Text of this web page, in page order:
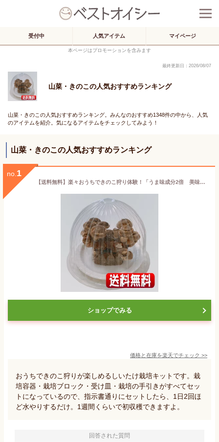
受付中 人気アイテム マイページ
本ページはプロモーションを含みます
最終更新日：2026/08/07
山菜・きのこの人気おすすめランキング
山菜・きのこの人気おすすめランキング。みんなのおすすめ1348件の中から、人気
のアイテムを紹介。気になるアイテムをチェックしてみよう！
山菜・きのこの人気おすすめランキング
no. 1
【送料無料】楽々おうちできのこ狩り体験！「うま味成分2倍 美味しい しいたけ栽培キット＆栽培容器付」新登場！お子様の情操教育や食育、プレゼント、ギフトにも！[キッチン栽培キット/シイタケ栽培/きのこ栽培/室内栽培セット/子供向/家庭菜園/無農薬]
ショップでみる
価格と在庫を楽天でチェック >>
おうちできのこ狩りが楽しめるしいたけ栽培キットです。栽
培容器・栽培ブロック・受け皿・栽培の手引きがすべてセッ
トになっているので、指示書通りにセットしたら、1日2回ほ
ど水やりするだけ。1週間くらいで初収穫できますよ。
回答された質問